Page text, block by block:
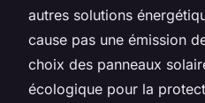
autres solutions
cause pas une émission
choix des panneaux
écologique pour la